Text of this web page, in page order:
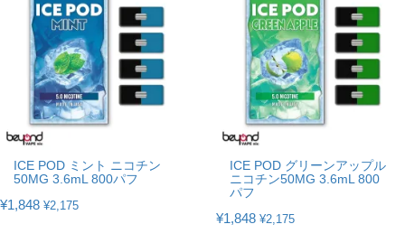
ICE POD ミント ニコチン
50MG 3.6mL 800パフ
¥1,848 ¥2,175
ICE POD グリーンアップル
ニコチン50MG 3.6mL 800
パフ
¥1,848 ¥2,175